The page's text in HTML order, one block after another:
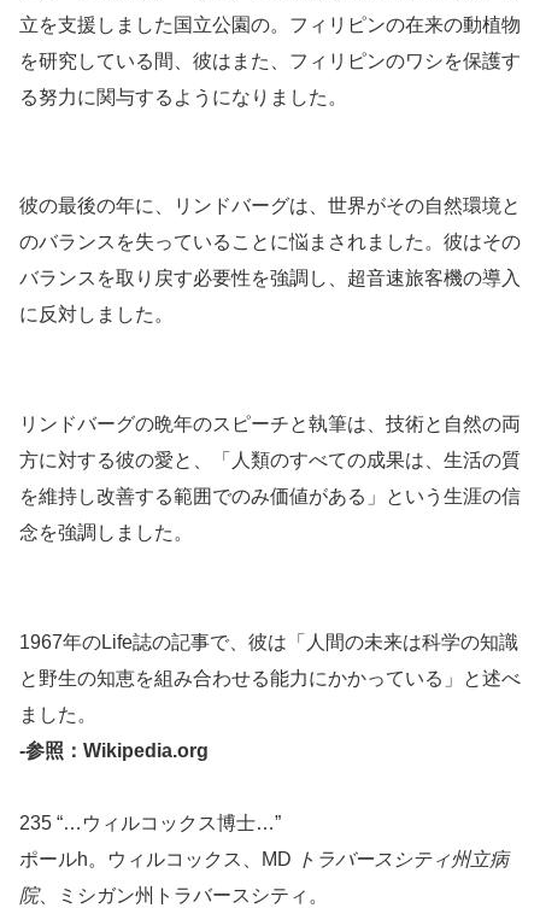
立を支援しました国立公園の。フィリピンの在来の動植物
を研究している間、彼はまた、フィリピンのワシを保護す
る努力に関与するようになりました。
彼の最後の年に、リンドバーグは、世界がその自然環境と
のバランスを失っていることに悩まされました。彼はその
バランスを取り戻す必要性を強調し、超音速旅客機の導入
に反対しました。
リンドバーグの晩年のスピーチと執筆は、技術と自然の両
方に対する彼の愛と、「人類のすべての成果は、生活の質
を維持し改善する範囲でのみ価値がある」という生涯の信
念を強調しました。
1967年のLife誌の記事で、彼は「人間の未来は科学の知識
と野生の知恵を組み合わせる能力にかかっている」と述べ
ました。
-参照：Wikipedia.org
235 “…ウィルコックス博士…”
ポールh。ウィルコックス、MD
トラバースシティ州立病
院、ミシガン州トラバースシティ。